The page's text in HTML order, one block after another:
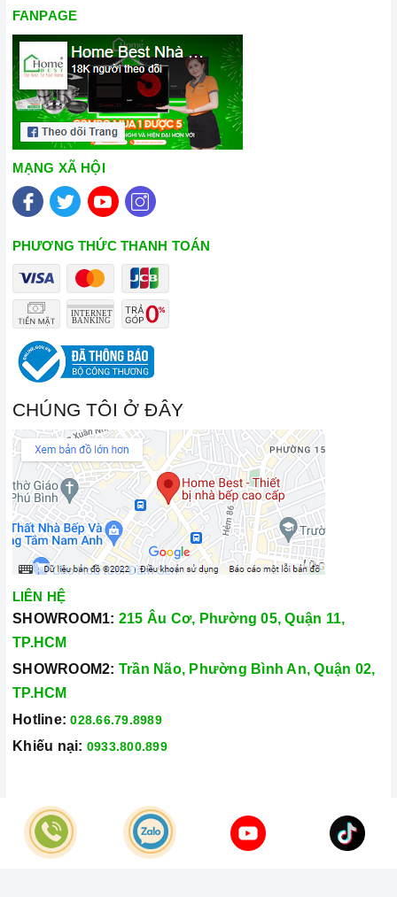
FANPAGE
MẠNG XÃ HỘI
PHƯƠNG THỨC THANH TOÁN
CHÚNG TÔI Ở ĐÂY
LIÊN HỆ
SHOWROOM1: 215 Âu Cơ, Phường 05, Quận 11,
TP.HCM
SHOWROOM2: Trần Não, Phường Bình An, Quận 02,
TP.HCM
Hotline: 028.66.79.8989
Khiếu nại: 0933.800.899
© Bản quyền thuộc vềCông Ty TNHH Home Best Việt Nam
Cung cấp bởi
Sapo